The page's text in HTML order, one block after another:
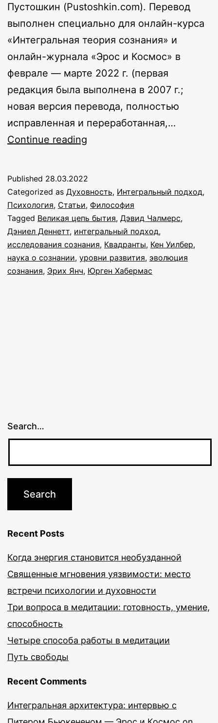
Пустошкин (Pustoshkin.com). Перевод
выполнен специально для онлайн-курса
«Интегральная теория сознания» и
онлайн-журнала «Эрос и Космос» в
феврале — марте 2022 г. (первая
редакция была выполнена в 2007 г.;
новая версия перевода, полностью
исправленная и переработанная,…
Continue reading
Published 28.03.2022
Categorized as Духовность, Интегральный подход,
Психология, Статьи, Философия
Tagged Великая цепь бытия, Дэвид Чалмерс,
Дэниел Деннетт, интегральный подход,
исследования сознания, Квадранты, Кен Уилбер,
наука о сознании, уровни развития, эволюция
сознания, Эрих Янч, Юрген Хабермас
Search…
Recent Posts
Когда энергия становится необузданной
Священные мгновения уязвимости: место
встречи психологии и духовности
Три вопроса в медитации: готовность, умение,
способность
Четыре способа работы в медитации
Путь свободы
Recent Comments
Интегральная архитектура: интервью с